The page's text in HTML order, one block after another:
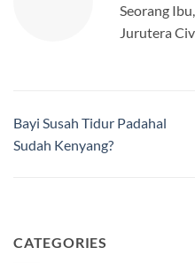
Seorang
Jurutera
Bayi Susah Tidur Padahal
Sudah Kenyang?
CATEGORIES